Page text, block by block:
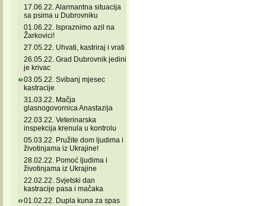
17.06.22. Alarmantna situacija
sa psima u Dubrovniku
01.06.22. Ispraznimo azil na
Žarkovici!
27.05.22. Uhvati, kastriraj i vrati
26.05.22. Grad Dubrovnik jedini
je krivac
03.05.22. Svibanj mjesec
kastracije
31.03.22. Mačja
glasnogovornica Anastazija
22.03.22. Veterinarska
inspekcija krenula u kontrolu
05.03.22. Pružite dom ljudima i
životinjama iz Ukrajine!
28.02.22. Pomoć ljudima i
životinjama iz Ukrajine
22.02.22. Svjetski dan
kastracije pasa i mačaka
01.02.22. Dupla kuna za spas